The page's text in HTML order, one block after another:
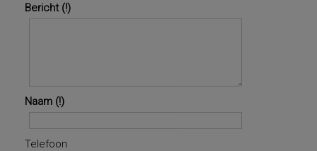
Bericht
Naam
Telefoon